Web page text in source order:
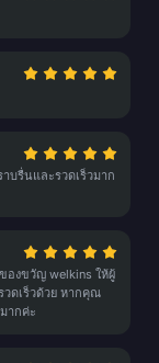
บรื่นและรวดเร็วมาก
องขวัญ welkins ให้ผู้
ดเร็วด้วย หากคุณ
ากค่ะ